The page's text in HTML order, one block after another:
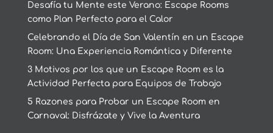
Desafía tu Mente este Verano: Escape Rooms
como Plan Perfecto para el Calor
Celebrando el Día de San Valentín en un Escape
Room: Una Experiencia Romántica y Diferente
3 Motivos por los que un Escape Room es la
Actividad Perfecta para Equipos de Trabajo
5 Razones para Probar un Escape Room en
Carnaval: Disfrázate y Vive la Aventura